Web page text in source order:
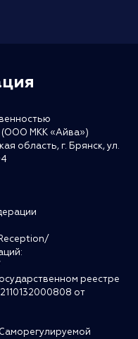
(ООО МКК «Айва»)
область, г. Брянск, ул.
реестре
от